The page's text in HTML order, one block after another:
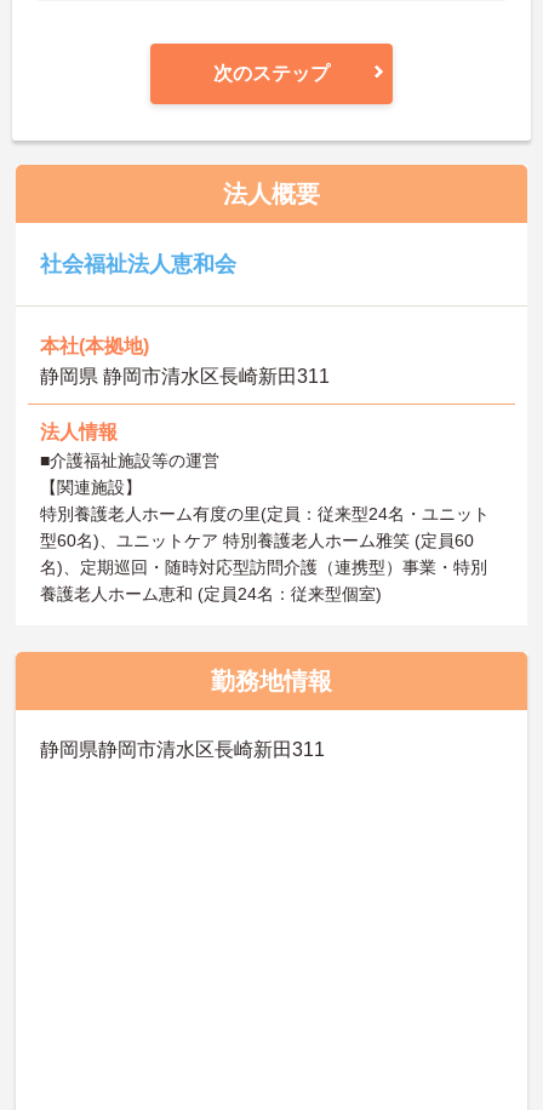
次のステップ
法人概要
社会福祉法人恵和会
本社(本拠地)
静岡県 静岡市清水区長崎新田311
法人情報
■介護福祉施設等の運営
【関連施設】
特別養護老人ホーム有度の里(定員：従来型24名・ユニット
型60名)、ユニットケア 特別養護老人ホーム雅笑 (定員60
名)、定期巡回・随時対応型訪問介護（連携型）事業・特別
養護老人ホーム恵和 (定員24名：従来型個室)
勤務地情報
静岡県静岡市清水区長崎新田311